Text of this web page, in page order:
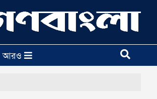
আরও